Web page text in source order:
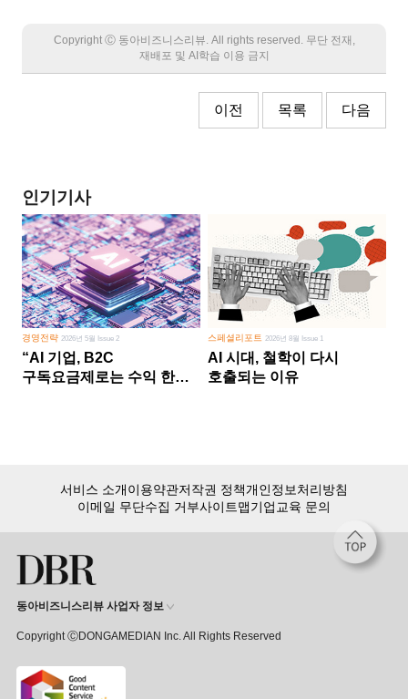
Copyright Ⓒ 동아비즈니스리뷰. All rights reserved. 무단 전재,
재배포 및 AI학습 이용 금지
이전 목록 다음
인기기사
경영전략2026년 5월 Issue 2
“AI 기업, B2C
구독요금제로는 수익 한계
스페셜리포트 2026년 8월 Issue 1
AI 시대, 철학이 다시
호출되는 이유
15,000여 건의 DBR 콘텐츠를
서비스 소개이용약관저작권 정책개인정보처리방침
이메일 무단수집 거부사이트맵기업교육 문의
동아비즈니스리뷰 사업자 정보
Copyright ⒸDONGAMEDIAN Inc. All Rights Reserved